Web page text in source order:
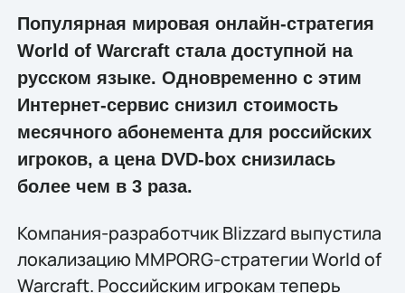
Популярная мировая онлайн-стратегия
World of Warcraft стала доступной на
русском языке. Одновременно с этим
Интернет-сервис снизил стоимость
месячного абонемента для российских
игроков, а цена DVD-box снизилась
более чем в 3 раза.
Компания-разработчик Blizzard выпустила
локализацию MMPORG-стратегии World of
Warcraft. Российским игрокам теперь